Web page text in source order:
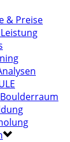
& Preise